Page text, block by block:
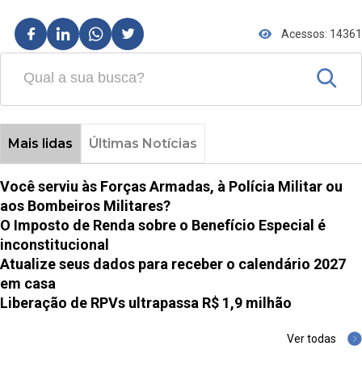
Acessos: 14361
Mais lidas Últimas Notícias
Você serviu às Forças Armadas, à Polícia Militar ou
aos Bombeiros Militares?
O Imposto de Renda sobre o Benefício Especial é
inconstitucional
Atualize seus dados para receber o calendário 2027
em casa
Liberação de RPVs ultrapassa R$ 1,9 milhão
Ver todas